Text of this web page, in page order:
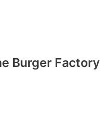
Burger Factory